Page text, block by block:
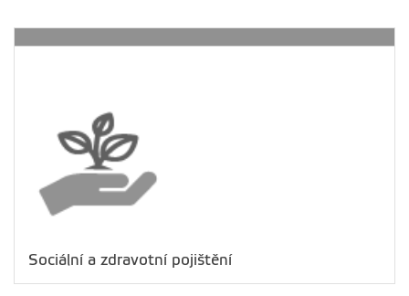
Sociální a zdravotní pojištění